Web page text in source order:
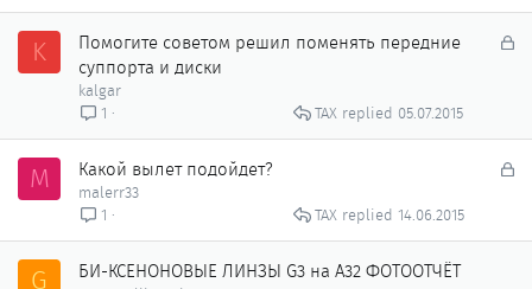
K
З
о
Помогите советом решил поменять передние
суппорта и диски
kalgar
1
05.07.2015
ТАХ
M
З
р
Какой вылет подойдет?
malerr33
1
14.06.2015
ТАХ
G БИ-КСЕНОНОВЫЕ ЛИНЗЫ G3 на А32 ФОТООТЧЁТ